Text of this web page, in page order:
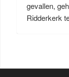
gevallen,
Ridderkerk